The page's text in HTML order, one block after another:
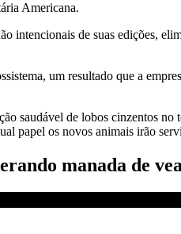
Americana.
intencionais de suas edições,
um resultado que a
saudável de lobos cinzentos
papel os novos animais irão
manada de